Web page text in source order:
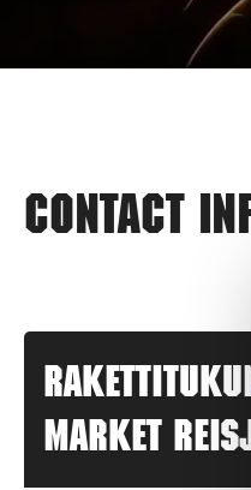
Contact
MARKET